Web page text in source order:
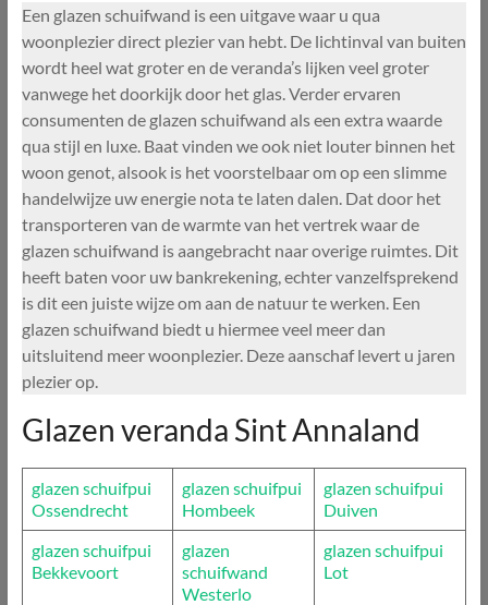
Een glazen schuifwand is een uitgave waar u qua
woonplezier direct plezier van hebt. De lichtinval van buiten
wordt heel wat groter en de veranda’s lijken veel groter
vanwege het doorkijk door het glas. Verder ervaren
consumenten de glazen schuifwand als een extra waarde
qua stijl en luxe. Baat vinden we ook niet louter binnen het
woon genot, alsook is het voorstelbaar om op een slimme
handelwijze uw energie nota te laten dalen. Dat door het
transporteren van de warmte van het vertrek waar de
glazen schuifwand is aangebracht naar overige ruimtes. Dit
heeft baten voor uw bankrekening, echter vanzelfsprekend
is dit een juiste wijze om aan de natuur te werken. Een
glazen schuifwand biedt u hiermee veel meer dan
uitsluitend meer woonplezier. Deze aanschaf levert u jaren
plezier op.
Glazen veranda Sint Annaland
glazen schuifpui
Ossendrecht
glazen schuifpui
Hombeek
glazen schuifpui
Duiven
glazen schuifpui
Bekkevoort
glazen
schuifwand
Westerlo
glazen schuifpui
Lot